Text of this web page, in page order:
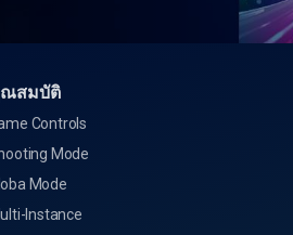
สมบัติ
Controls
Mode
Mode
Instance